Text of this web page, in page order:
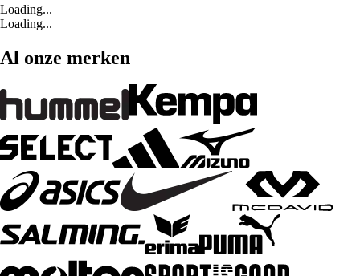
Loading...
Loading...
Al onze merken